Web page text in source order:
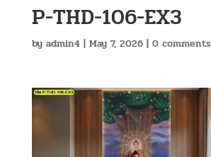
P-THD-106-EX3
by admin4| May 7, 2026| 0 comments